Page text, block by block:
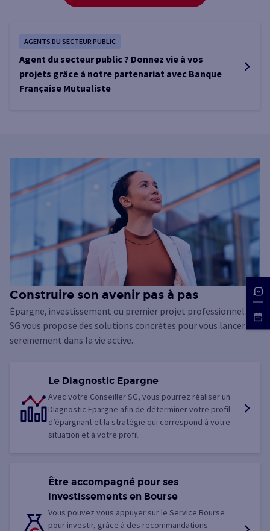
AGENTS DU SECTEUR PUBLIC
Agent du secteur public ? Donnez vie à vos
projets grâce à notre partenariat avec Banque
Française Mutualiste
Construire son avenir pas à pas
Épargne, investissement ou premier projet professionnel…
SG vous propose des solutions concrètes pour vous lancer
sereinement dans la vie active.
Le Diagnostic Epargne
Avec votre Conseiller SG, vous pourrez réaliser un
Diagnostic Epargne afin de déterminer votre profil
d’épargnant et la stratégie qui correspond à votre
situation et à votre profil.
Être accompagné pour ses
investissements en Bourse
Vous pouvez vous appuyer sur le Service Bourse
pour investir, grâce à des recommandations